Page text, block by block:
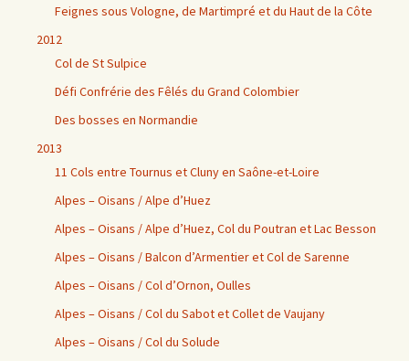
Feignes sous Vologne, de Martimpré et du Haut de la Côte
2012
Col de St Sulpice
Défi Confrérie des Fêlés du Grand Colombier
Des bosses en Normandie
2013
11 Cols entre Tournus et Cluny en Saône-et-Loire
Alpes – Oisans / Alpe d’Huez
Alpes – Oisans / Alpe d’Huez, Col du Poutran et Lac Besson
Alpes – Oisans / Balcon d’Armentier et Col de Sarenne
Alpes – Oisans / Col d’Ornon, Oulles
Alpes – Oisans / Col du Sabot et Collet de Vaujany
Alpes – Oisans / Col du Solude